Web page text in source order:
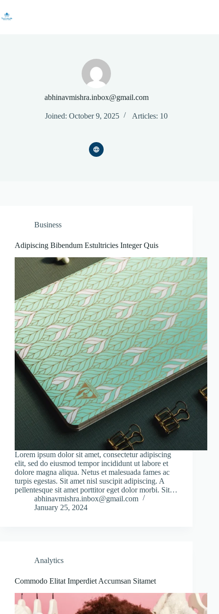
to
content
abhinavmishra.inbox@gmail.com
Joined: October 9, 2025 Articles: 10
Business
Adipiscing Bibendum Estultricies Integer Quis
Lorem ipsum dolor sit amet, consectetur adipiscing
elit, sed do eiusmod tempor incididunt ut labore et
dolore magna aliqua. Netus et malesuada fames ac
turpis egestas. Sit amet nisl suscipit adipiscing. A
pellentesque sit amet porttitor eget dolor morbi. Sit…
abhinavmishra.inbox@gmail.com
January 25, 2024
Analytics
Commodo Elitat Imperdiet Accumsan Sitamet